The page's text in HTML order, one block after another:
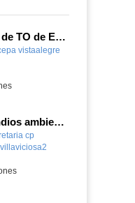
Graduación de TO de Empleo Doméstico
vistaalegre
Taller Los Indios ambientación y actividades 13 mayo 4 años
cp